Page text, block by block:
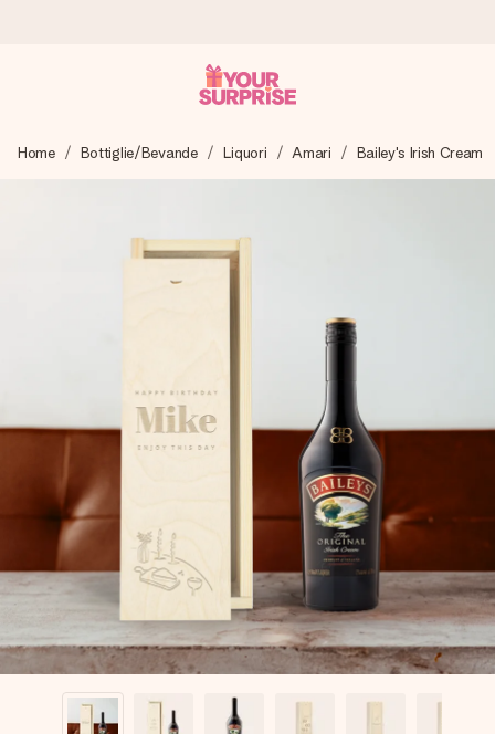
Prepariamo il tuo regalo con attenzione e lo spediamo in un
lampo – così potrai consegnarlo al momento giusto, quando
I nostri regali ispirano. I clienti ci valutano 4,7 su Google
Biglietto d'auguri gratuito
Realizza qualcosa di unico in pochi passi – con il suo nome,
una tua foto o un messaggio che tocchi il cuore. Nessuna
complicazione, solo tanto amore per il momento perfetto.
Home Bottiglie/Bevande Liquori Amari Bailey's Irish Cream